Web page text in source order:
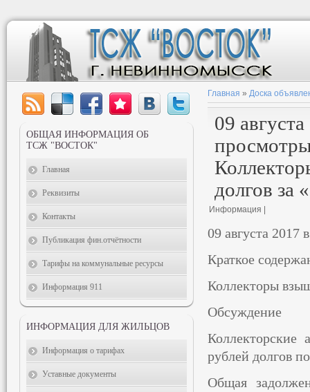
Главная » Доска
09
долгов за «
Информация |
09 августа 2017
Краткое
Коллекторы
Обсуждение
Коллекторские
рублей долгов
Общая
ОБЩАЯ ИНФОРМАЦИЯ ОБ
ТСЖ "ВОСТОК"
Главная
Реквизиты
Контакты
Публикация фин.отчётности
Тарифы на коммунальные ресурсы
Информация 911
ИНФОРМАЦИЯ ДЛЯ ЖИЛЬЦОВ
Информация о тарифах
Уставные документы